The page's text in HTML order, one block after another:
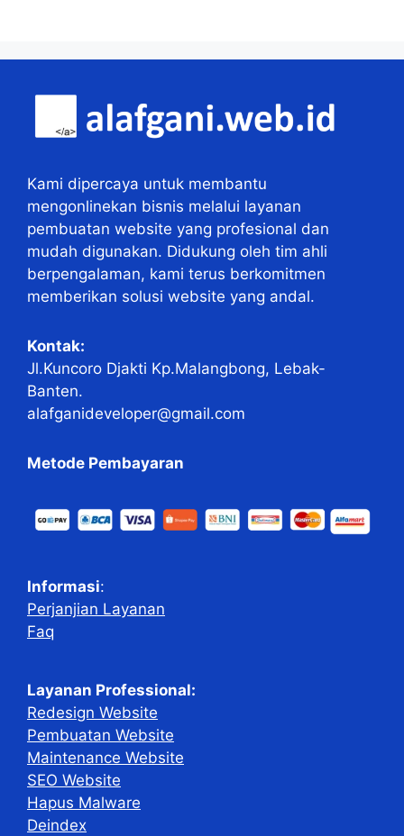
Kami dipercaya untuk membantu
mengonlinekan bisnis melalui layanan
pembuatan website yang profesional dan
mudah digunakan. Didukung oleh tim ahli
berpengalaman, kami terus berkomitmen
memberikan solusi website yang andal.
Kontak:
Jl.Kuncoro Djakti Kp.Malangbong, Lebak-
Banten.
alafganideveloper@gmail.com
Metode Pembayaran
Informasi:
Perjanjian Layanan
Faq
Layanan Professional:
Redesign Website
Pembuatan Website
Maintenance Website
SEO Website
Hapus Malware
Deindex